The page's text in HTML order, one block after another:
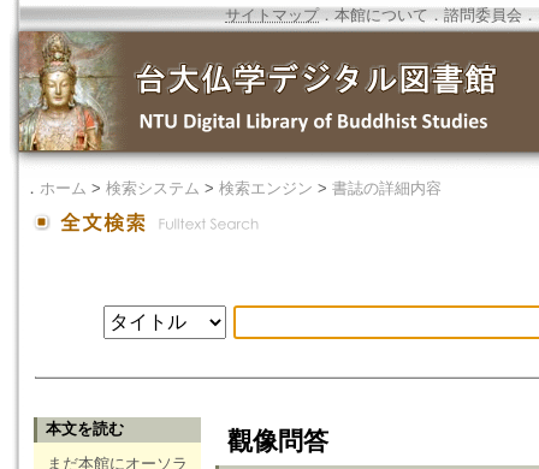
サイトマップ．本館について ． 諮問委員会 ．
． ホーム > 検索システム > 検索エンジン > 書誌の詳細内容
本文を読む
まだ本館にオーソラ
觀像問答